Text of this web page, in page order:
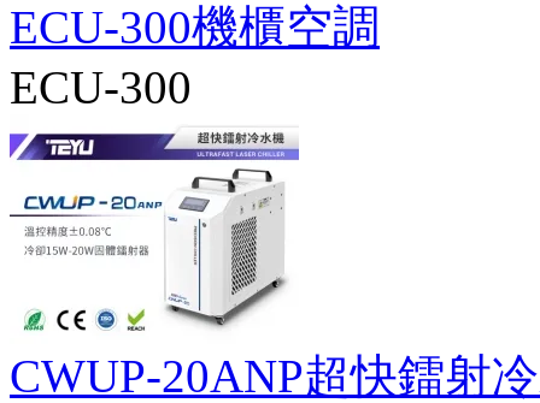
ECU-300機櫃空調
ECU-300
CWUP-20ANP超快鐳射